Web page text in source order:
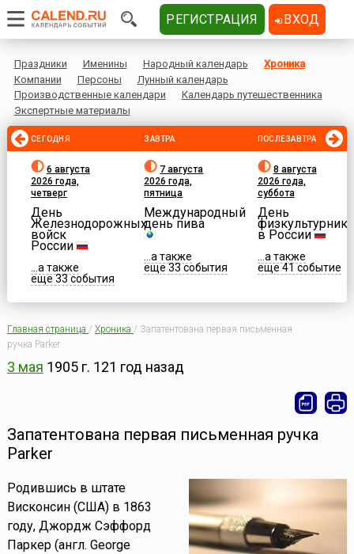
Праздники Именины Народный календарь
Хроника
Компании
Персоны
Лунный календарь
Производственные календари
Календарь путешественника
Экспертные материалы
СЕГОДНЯ
6 августа
2026 года,
четверг
День
Железнодорожных
войск
России
...а также
еще 33 события
ЗАВТРА
7 августа
2026 года,
пятница
Международный
день пива
...а также
еще 33 события
ПОСЛЕЗАВТРА
8 августа
2026 года,
суббота
День
физкультурника
в России
...а также
еще 41 событие
Главная страница / Хроника / Запатентована первая письменная
ручка Parker
3 мая 1905 г. 121 год назад
Запатентована первая письменная ручка
Parker
Родившись в штате
Висконсин (США) в 1863
году, Джордж Сэффорд
Паркер (англ. George
РЕГИСТРАЦИЯ ВХОД